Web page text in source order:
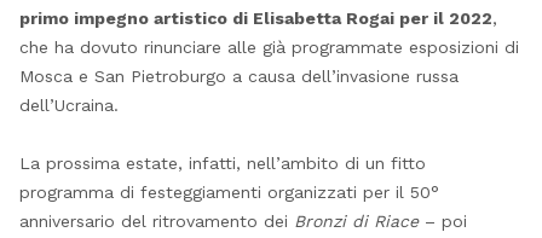
primo impegno artistico di Elisabetta Rogai per il 2022,
che ha dovuto rinunciare alle già programmate esposizioni di
Mosca e San Pietroburgo a causa dell’invasione russa
dell’Ucraina.
La prossima estate, infatti, nell’ambito di un fitto
programma di festeggiamenti organizzati per il 50°
anniversario del ritrovamento dei Bronzi di Riace– poi